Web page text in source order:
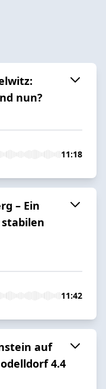
nun?
11:18
– Ein
11:42
auf
4.4